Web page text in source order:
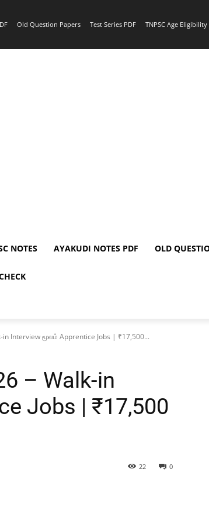
Old Question Papers Test Series PDF TNPSC Age
NOTES AYAKUDI NOTES PDF OLD
in Interview மூலம் Apprentice Jobs | ₹17,500...
– Walk-in
Jobs | ₹17,500
0
22